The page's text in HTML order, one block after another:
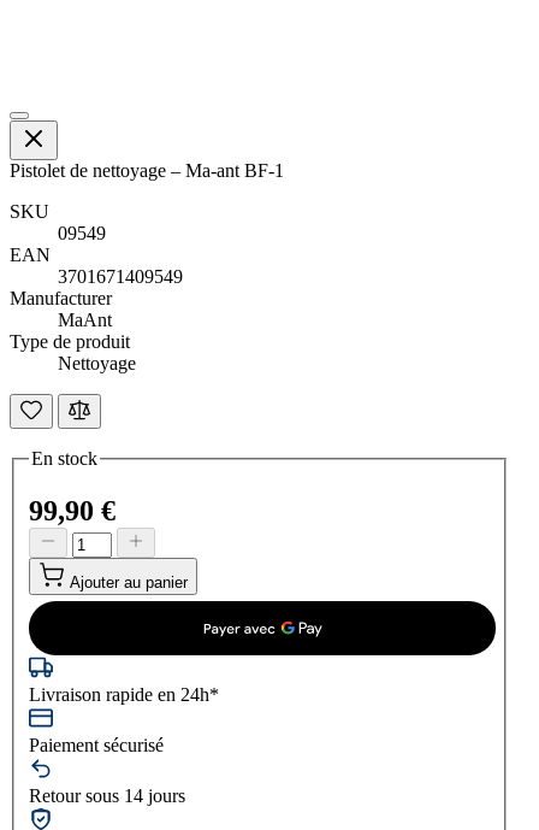
Pistolet de nettoyage – Ma-ant BF-1
SKU
09549
EAN
3701671409549
Manufacturer
MaAnt
Type de produit
Nettoyage
En stock
99,90 €
Ajouter au panier
Livraison rapide en 24h*
Paiement sécurisé
Retour sous 14 jours